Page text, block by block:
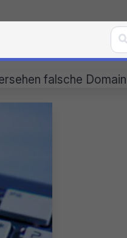

falsche Domain